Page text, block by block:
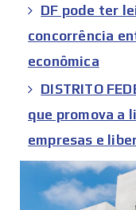
DF pode ter
concorrência
econômica
DISTRITO
que promova a
empresas e